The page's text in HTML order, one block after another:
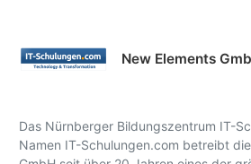
New Elements
Das Nürnberger Bildungszentrum IT-
Namen IT-Schulungen.com betreibt